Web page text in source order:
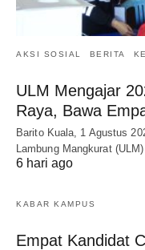
AKSI SOSIAL BERITA
ULM Mengajar
Raya, Bawa
Barito Kuala, 1 Agustus
Lambung Mangkurat
6 hari ago
KABAR KAMPUS
Empat Kandidat